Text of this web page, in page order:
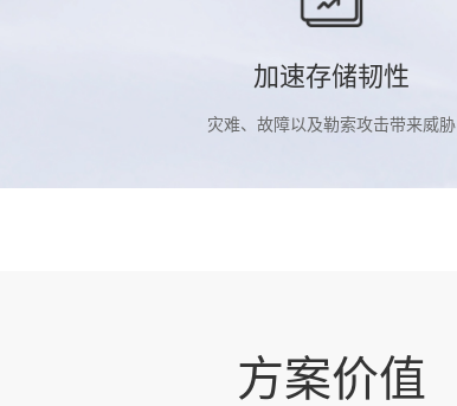
加速存储韧性
灾难、故障以及勒索攻击带来威胁
方案价值